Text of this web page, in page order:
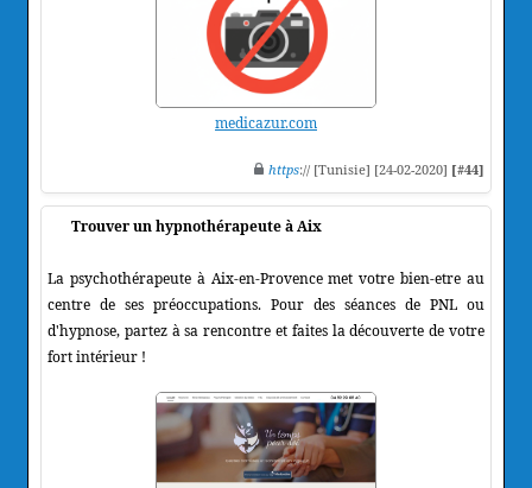
medicazur.com
https:// [Tunisie] [24-02-2020] [#44]
Trouver un hypnothérapeute à Aix
La psychothérapeute à Aix-en-Provence met votre bien-etre au
centre de ses préoccupations. Pour des séances de PNL ou
d'hypnose, partez à sa rencontre et faites la découverte de votre
fort intérieur !